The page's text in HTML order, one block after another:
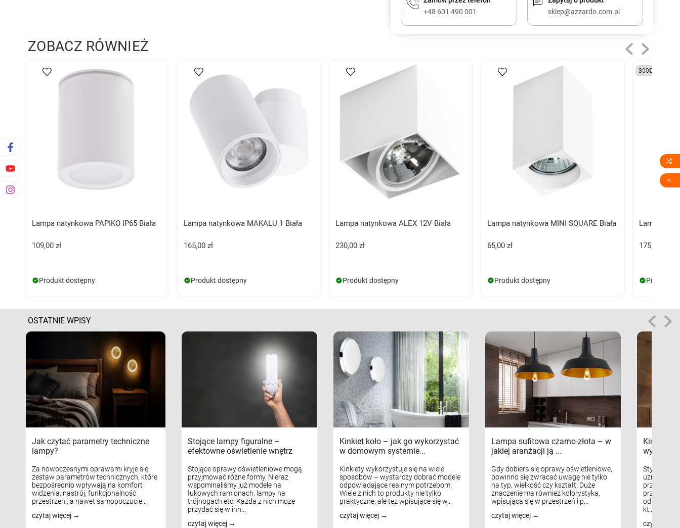
+48 601 490 001
sklep@azzardo.com.pl
ZOBACZ RÓWNIEŻ
Lampa natynkowa PAPIKO IP65 Biała
109,00 zł
Produkt dostępny
Lampa natynkowa MAKALU 1 Biała
165,00 zł
Produkt dostępny
Lampa natynkowa ALEX 12V Biała
230,00 zł
Produkt dostępny
Lampa natynkowa MINI SQUARE Biała
65,00 zł
Produkt dostępny
3000K
Lampa
175,00 zł
Produkt
OSTATNIE WPISY
Jak czytać parametry techniczne
lampy?
Za nowoczesnymi oprawami kryje się
zestaw parametrów technicznych, które
bezpośrednio wpływają na komfort
widzenia, nastrój, funkcjonalność
przestrzeni, a nawet samopoczucie...
czytaj więcej
Stojące lampy figuralne –
efektowne oświetlenie wnętrz
Stojące oprawy oświetleniowe mogą
przyjmować różne formy. Nieraz
wspominaliśmy już modele na
łukowych ramionach, lampy na
trójnogach etc. Każda z nich może
przydać się w inn...
czytaj więcej
Kinkiet koło – jak go wykorzystać
w domowym systemie...
Kinkiety wykorzystuje się na wiele
sposobów – wystarczy dobrać modele
odpowiadające realnym potrzebom.
Wiele z nich to produkty nie tylko
praktyczne, ale też wpisujące się w...
czytaj więcej
Lampa sufitowa czarno-złota – w
jakiej aranżacji ją ...
Gdy dobiera się oprawy oświetleniowe,
powinno się zwracać uwagę nie tylko
na typ, wielkość czy kształt. Duże
znaczenie ma również kolorystyka,
wpisująca się w przestrzeń i p...
czytaj więcej
Kinkiety
Styl
uznaniem
kt...
czytaj

